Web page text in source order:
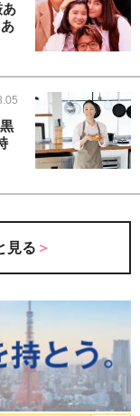
あ
見る